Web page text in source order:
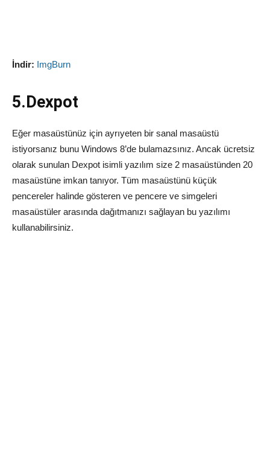
İndir: ImgBurn
5.Dexpot
Eğer masaüstünüz için ayrıyeten bir sanal masaüstü
istiyorsanız bunu Windows 8’de bulamazsınız. Ancak ücretsiz
olarak sunulan Dexpot isimli yazılım size 2 masaüstünden 20
masaüstüne imkan tanıyor. Tüm masaüstünü küçük
pencereler halinde gösteren ve pencere ve simgeleri
masaüstüler arasında dağıtmanızı sağlayan bu yazılımı
kullanabilirsiniz.